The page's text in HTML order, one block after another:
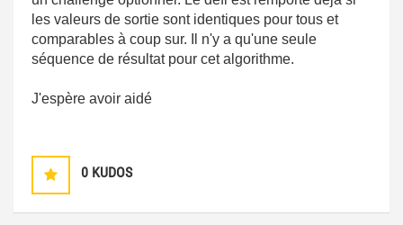
les valeurs de sortie sont identiques pour tous et
comparables à coup sur. Il n'y a qu'une seule
séquence de résultat pour cet algorithme.
J'espère avoir aidé
0 KUDOS